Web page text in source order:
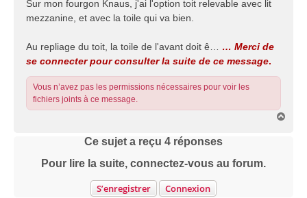
a
e
Sur mon fourgon Knaus, j'ai l'option toit relevable avec lit
mezzanine, et avec la toile qui va bien.
Au repliage du toit, la toile de l'avant doit ê…
… Merci de
se connecter pour consulter la suite de ce message.
Vous n’avez pas les permissions nécessaires pour voir les
fichiers joints à ce message.
Ce sujet a reçu 4 réponses
Pour lire la suite, connectez-vous au forum.
S’enregistrer Connexion